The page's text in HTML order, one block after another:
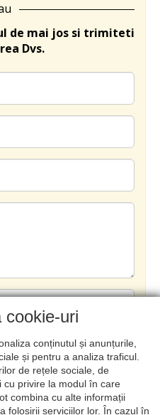
de mai jos si trimiteti
Dvs.
cookie-uri
conținutul și anunțurile,
și pentru a analiza traficul.
de rețele sociale, de
cu privire la modul în care
combina cu alte informații
folosirii serviciilor lor. În cazul în